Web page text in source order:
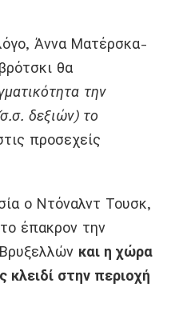
Άννα Ματέρσκα-
θα
την
δεξιών) το
προσεχείς
ο Ντόναλντ Τουσκ,
έπακρον την
και η χώρα
κλειδί στην περιοχή